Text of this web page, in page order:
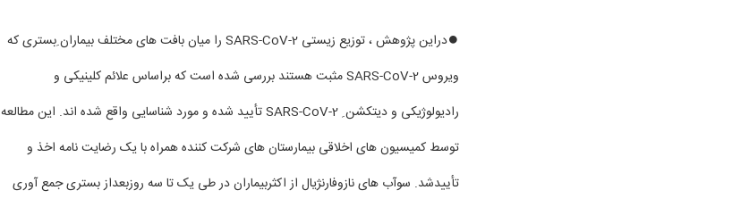
⏺دراین پژوهش ، توزیع زیستی SARS-CoV-2 را میان بافت های مختلف بیماران ِبستری که
ویروس SARS-CoV-2 مثبت هستند بررسی شده است که براساس علائم کلینیکی و
رادیولوژیکی و دیتکشن ِ SARS-CoV-2 تأیید شده و مورد شناسایی واقع شده اند. این مطالعه
توسط کمیسیون های اخلاقی بیمارستان های شرکت کننده همراه با یک رضایت نامه اخذ و
تأییدشد. سوآب های نازوفارنژیال از اکثربیماران در طی یک تا سه روزبعداز بستری جمع آوری